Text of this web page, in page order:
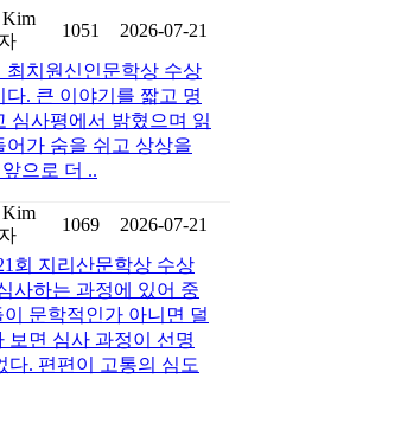
Kim
1051
2026-07-21
최치원신인문학상 수상
. 큰 이야기를 짧고 명
심사평에서 밝혔으며 읽
가 숨을 쉬고 상상을
으로 더 ..
Kim
1069
2026-07-21
회 지리산문학상 수상
사하는 과정에 있어 중
문학적인가 아니면 덜
보면 심사 과정이 선명
다. 편편이 고통의 심도